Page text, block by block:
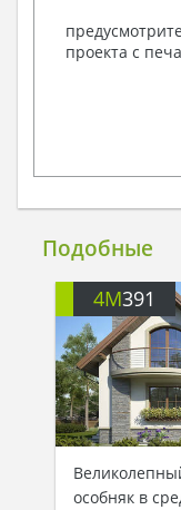
проекта с
Подобные
4M391
особняк в